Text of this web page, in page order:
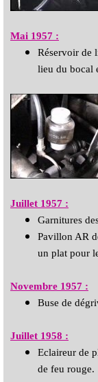
Mai 1957 :
Réservoir de
lieu du bocal
Juillet 1957 :
Garnitures
Pavillon AR
un plat pour
Novembre 1957 :
Buse de
Juillet 1958 :
Eclaireur de
de feu rouge.